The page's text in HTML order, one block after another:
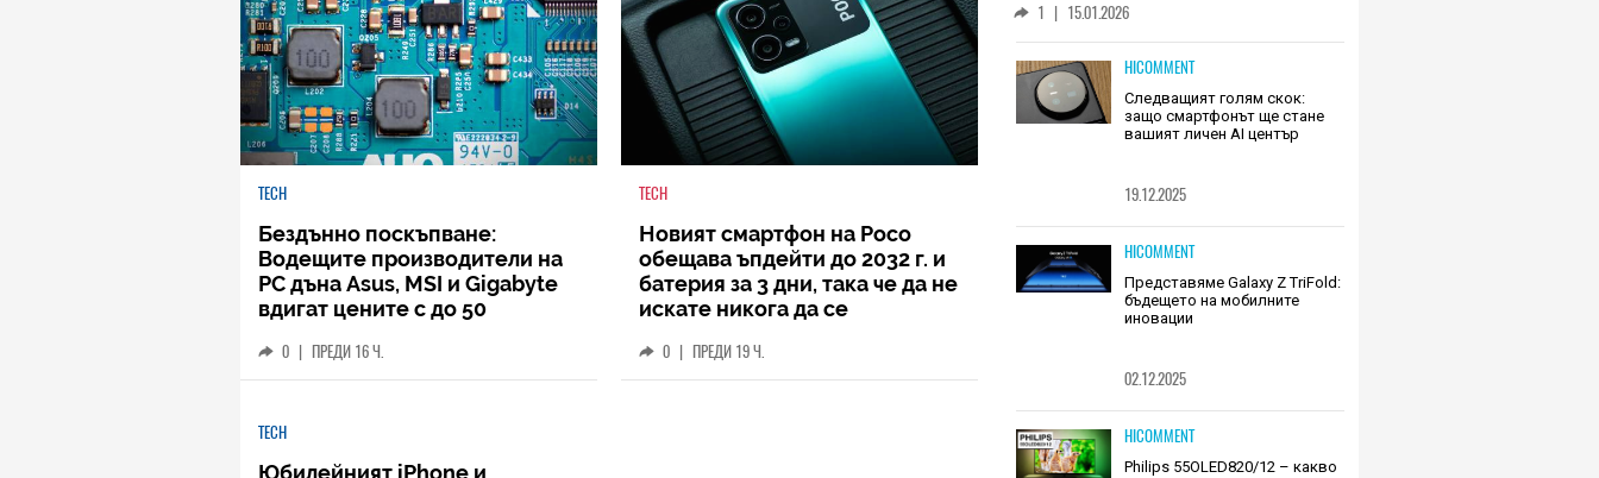
TECH
Бездънно поскъпване:
Водещите производители на
РС дъна Asus, MSI и Gigabyte
вдигат цените с до 50
0 | ПРЕДИ 16 Ч.
TECH
Новият смартфон на Poco
обещава ъпдейти до 2032 г. и
батерия за 3 дни, така че да не
искате никога да се
0 | ПРЕДИ 19 Ч.
TECH
Юбилейният iPhone и
1 | 15.01.2026
HICOMMENT
Следващият голям скок:
защо смартфонът ще стане
вашият личен AI център
19.12.2025
HICOMMENT
Представяме Galaxy Z TriFold:
бъдещето на мобилните
иновации
02.12.2025
HICOMMENT
Philips 55OLED820/12 – какво